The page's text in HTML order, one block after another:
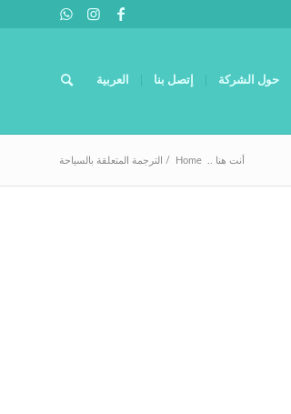
حول الشركة إتصل بنا العربية
أنت هنا .. Home
/ الترجمة المتعلقة بالسياحة